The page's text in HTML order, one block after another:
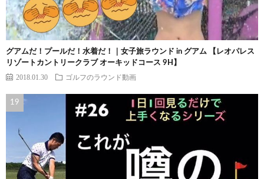
グアムだ！プールだ！水着だ！｜女子旅ラウンド in グアム 【レオパレス
リゾートカントリークラブ オーキッドコース 9H】
2018.01.30 ゴルフのラウンド動画